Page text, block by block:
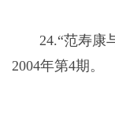
24.“范寿康
2004年第4期。